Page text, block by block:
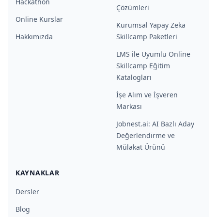
Online Kurslar
Hakkımızda
Çözümleri
Kurumsal Yapay Zeka
Skillcamp Paketleri
LMS ile Uyumlu Online
Skillcamp Eğitim
Katalogları
İşe Alım ve İşveren
Markası
Jobnest.ai: AI Bazlı Aday
Değerlendirme ve
Mülakat Ürünü
KAYNAKLAR
Dersler
Blog